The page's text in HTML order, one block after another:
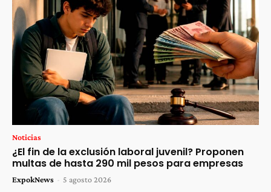
Noticias
¿El fin de la exclusión laboral juvenil? Proponen
multas de hasta 290 mil pesos para empresas
ExpokNews - 5 agosto 2026